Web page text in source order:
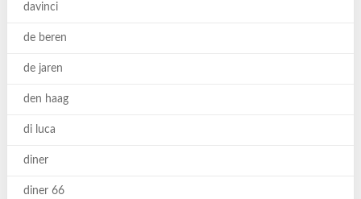
davinci
de beren
de jaren
den haag
di luca
diner
diner 66